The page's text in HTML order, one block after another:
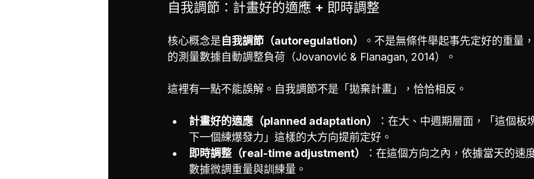
自我調節：計畫好的適應 + 即時調整
核心概念是自我調節（autoregulation）
。不是無條件舉起事先定好的重量
的測量數據自動調整負荷（Jovanović & Flanagan, 2014）。
這裡有一點不能誤解。自我調節不是「拋棄計畫」，恰恰相反。
計畫好的適應（planned adaptation）
：在大、中週期層面，「這個板
下一個練爆發力」這樣的大方向提前定好。
即時調整（real-time adjustment）
：在這個方向之內，依據當天的速
數據微調重量與訓練量。